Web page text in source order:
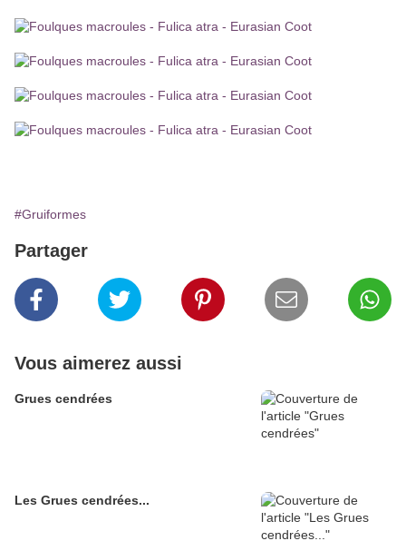
#Gruiformes
Partager
Vous aimerez aussi
Grues cendrées
Les Grues cendrées...